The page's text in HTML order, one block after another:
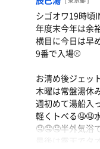
刺し盛り
明日からも頑
シゴオワ19時頃
年度末今年は余
横目に今日は早
9番で入場⚾️
お清め後ジェッ
木曜は常盤湯休
週初めて湯船入
軽くトべる🤤🤤
🤤🤤🤤半外気浴
最後は露天でタ